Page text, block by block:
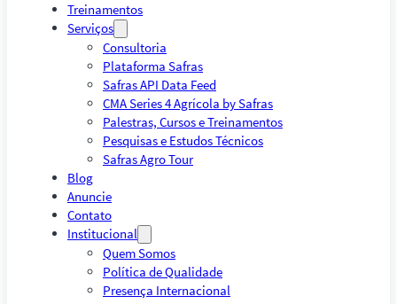
Treinamentos
Serviços
Consultoria
Plataforma Safras
Safras API Data Feed
CMA Series 4 Agrícola by Safras
Palestras, Cursos e Treinamentos
Pesquisas e Estudos Técnicos
Safras Agro Tour
Blog
Anuncie
Contato
Institucional
Quem Somos
Política de Qualidade
Presença Internacional